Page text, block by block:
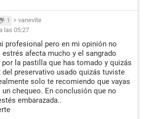
1 > vanevite
las 05:27
profesional pero en mi opinión no
afecta mucho y el sangrado
por la pastilla que has tomado y quizás
preservativo usado quizás tuviste
solo te recomiendo que vayas
chequeo. En conclusión que no
embarazada..